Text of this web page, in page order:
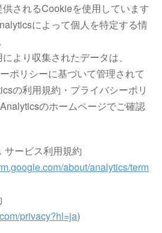
されるCookieを使用しています
によって個人を特定する情
より収集されたデータは、
ポリシーに基づいて管理されて
の利用規約・プライバシーポリ
のホームページでご確認
サービス利用規約
about/analytics/term
privacy?hl=ja)